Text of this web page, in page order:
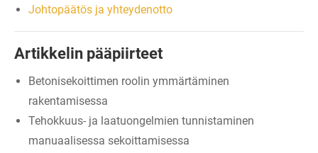
Johtopäätös ja yhteydenotto
Artikkelin pääpiirteet
Betonisekoittimen roolin ymmärtäminen
rakentamisessa
Tehokkuus- ja laatuongelmien tunnistaminen
manuaalisessa sekoittamisessa